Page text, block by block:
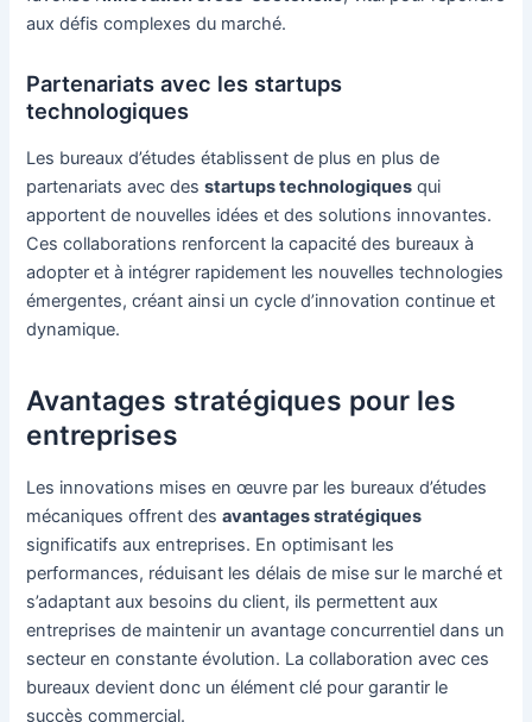
aux défis complexes du marché.
Partenariats avec les startups
technologiques
Les bureaux d’études établissent de plus en plus de
partenariats avec desstartups technologiques qui
apportent de nouvelles idées et des solutions innovantes.
Ces collaborations renforcent la capacité des bureaux à
adopter et à intégrer rapidement les nouvelles technologies
émergentes, créant ainsi un cycle d’innovation continue et
dynamique.
Avantages stratégiques pour les
entreprises
Les innovations mises en œuvre par les bureaux d’études
mécaniques offrent desavantages stratégiques
significatifs aux entreprises. En optimisant les
performances, réduisant les délais de mise sur le marché et
s’adaptant aux besoins du client, ils permettent aux
entreprises de maintenir un avantage concurrentiel dans un
secteur en constante évolution. La collaboration avec ces
bureaux devient donc un élément clé pour garantir le
succès commercial.